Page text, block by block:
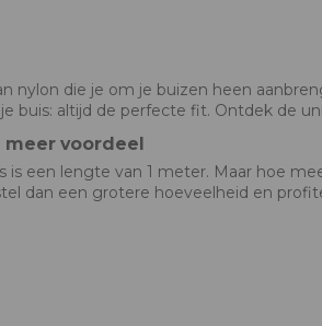
nylon die je om je buizen heen
buis: altijd de perfecte fit. Ontdek de
meer voordeel
is een lengte van 1 meter. Maar hoe
dan een grotere hoeveelheid en